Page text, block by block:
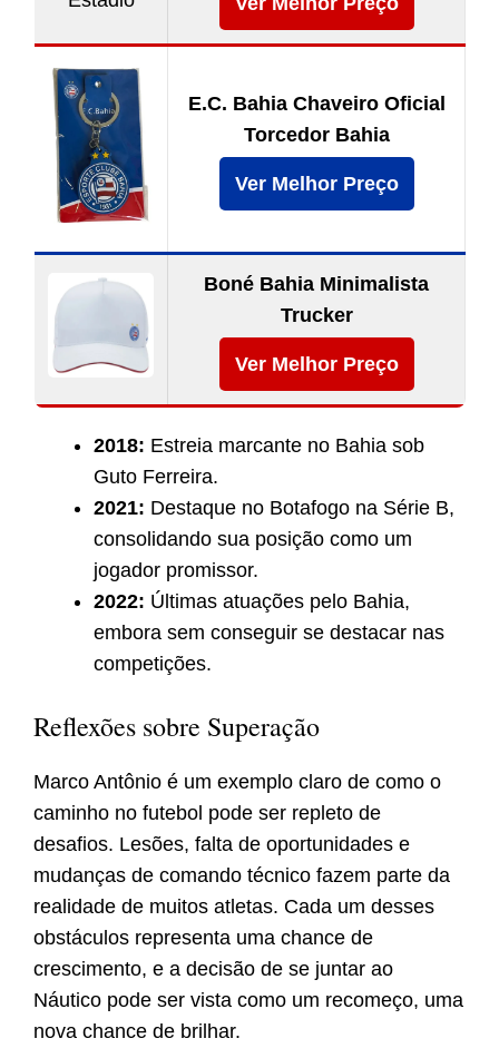
E.C. Bahia Chaveiro Oficial
Torcedor Bahia
Ver Melhor Preço
Boné Bahia Minimalista
Trucker
Ver Melhor Preço
2018: Estreia marcante no Bahia sob
Guto Ferreira.
2021: Destaque no Botafogo na Série B,
consolidando sua posição como um
jogador promissor.
2022: Últimas atuações pelo Bahia,
embora sem conseguir se destacar nas
competições.
Reflexões sobre Superação
Marco Antônio é um exemplo claro de como o
caminho no futebol pode ser repleto de
desafios. Lesões, falta de oportunidades e
mudanças de comando técnico fazem parte da
realidade de muitos atletas. Cada um desses
obstáculos representa uma chance de
crescimento, e a decisão de se juntar ao
Náutico pode ser vista como um recomeço, uma
nova chance de brilhar.